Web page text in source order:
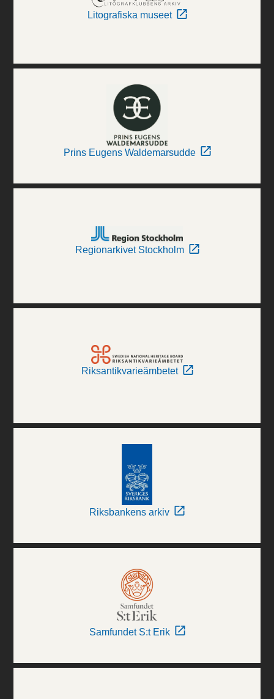
Litografiska museet
Prins Eugens Waldemarsudde
Regionarkivet Stockholm
Riksantikvarieämbetet
Riksbankens arkiv
Samfundet S:t Erik